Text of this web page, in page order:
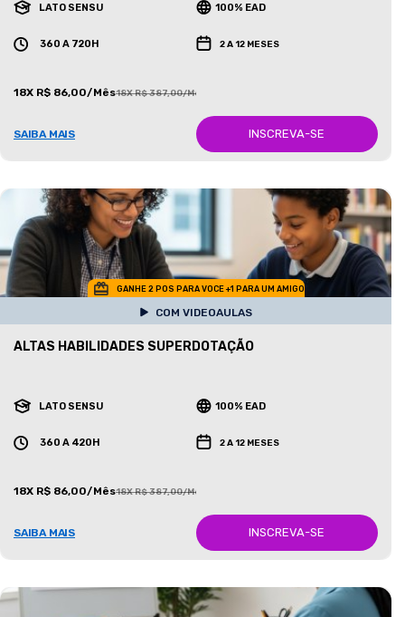
LATO SENSU 100% EAD
360 A 720H 2 A 12 MESES
18X R$ 86,00/Mês18X R$ 387,00/Mês
SAIBA MAIS INSCREVA-SE
GANHE 2 POS PARA VOCE +1 PARA UM AMIGO
COM VIDEOAULAS
ALTAS HABILIDADES SUPERDOTAÇÃO
LATO SENSU 100% EAD
360 A 420H 2 A 12 MESES
18X R$ 86,00/Mês18X R$ 387,00/Mês
SAIBA MAIS INSCREVA-SE